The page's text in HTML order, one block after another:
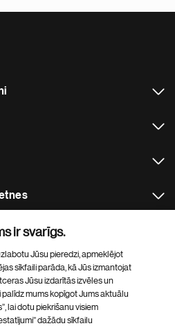
ir svarīgs.
Jūsu pieredzi, apmeklējot
sīkfaili parāda, kā Jūs izmantojat
Jūsu izdarītās izvēles un
mums kopīgot Jums aktuālu
lai dotu piekrišanu visiem
dažādu sīkfailu